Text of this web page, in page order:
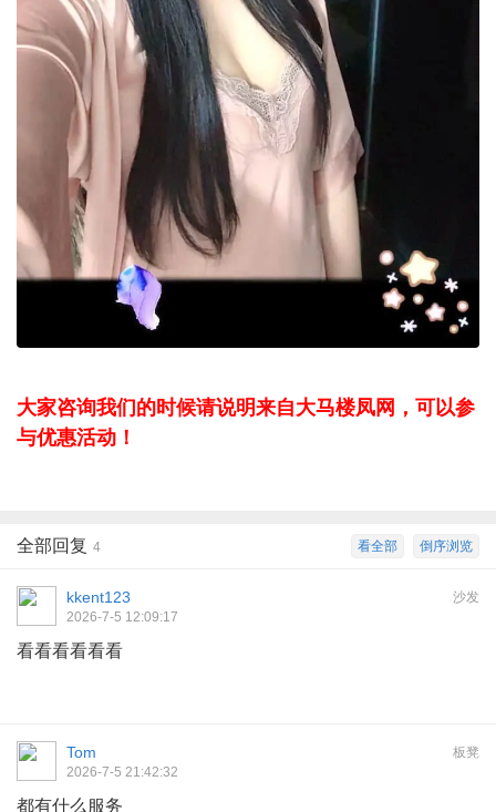
大家咨询我们的时候请说明来自大马楼凤网，可以参
与优惠活动！
倒序浏览
看全部
全部回复 4
沙发
kkent123
2026-7-5 12:09:17
看看看看看看
板凳
Tom
2026-7-5 21:42:32
都有什么服务